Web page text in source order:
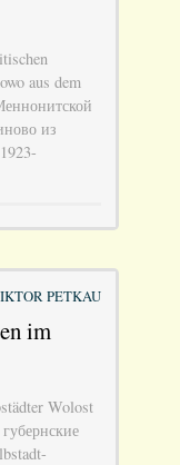
aus dem
из
PETKAU
im
Wolost